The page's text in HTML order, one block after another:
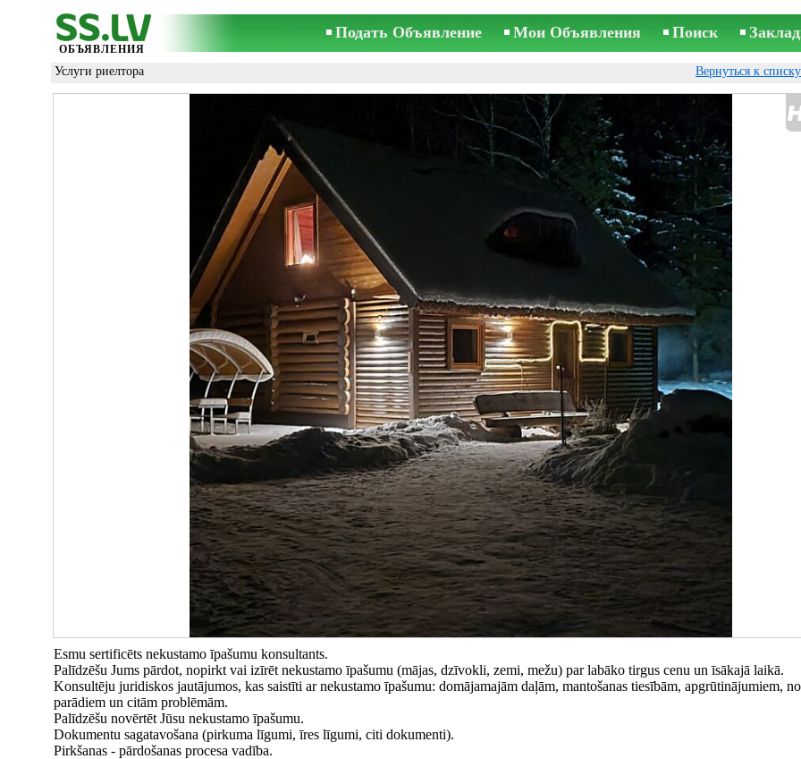
ОБЪЯВЛЕНИЯ
Подать Объявление Мои Объявления Поиск
Услуги риелтора Вернуться к
Esmu sertificēts nekustamo īpašumu konsultants.
Palīdzēšu Jums pārdot, nopirkt vai izīrēt nekustamo īpašumu (mājas, dzīvokli, zemi, mežu) par labāko tirgus cenu un īsākajā laikā.
Konsultēju juridiskos jautājumos, kas saistīti ar nekustamo īpašumu: domājamajām daļām, mantošanas tiesībām, apgrūtinājumiem,
parādiem un citām problēmām.
Palīdzēšu novērtēt Jūsu nekustamo īpašumu.
Dokumentu sagatavošana (pirkuma līgumi, īres līgumi, citi dokumenti).
Pirkšanas - pārdošanas procesa vadība.